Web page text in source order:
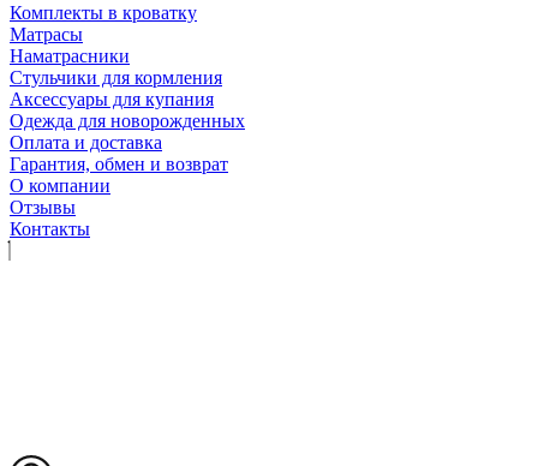
Комплекты в кроватку
Матрасы
Наматрасники
Стульчики для кормления
Аксессуары для купания
Одежда для новорожденных
Оплата и доставка
Гарантия, обмен и возврат
О компании
Отзывы
Контакты